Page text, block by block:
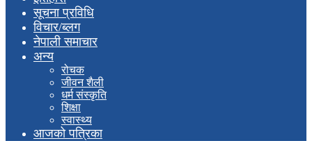
सूचना प्रविधि
विचार/ब्लग
नेपाली समाचार
अन्य
रोचक
जीवन शैली
धर्म संस्कृति
शिक्षा
स्वास्थ्य
आजको पत्रिका